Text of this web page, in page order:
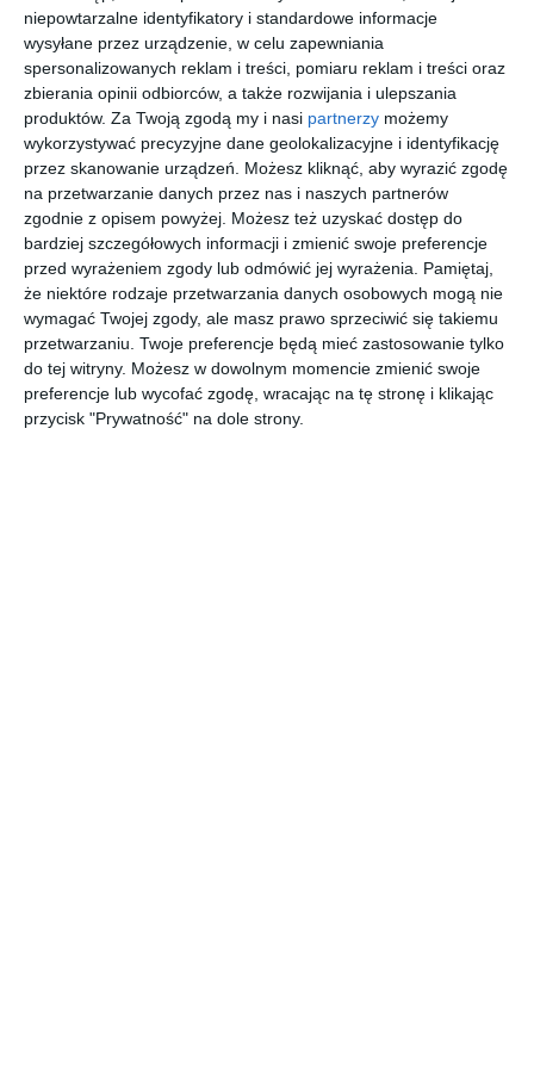
niepowtarzalne identyfikatory i standardowe informacje
wysyłane przez urządzenie, w celu zapewniania
spersonalizowanych reklam i treści, pomiaru reklam i treści oraz
zbierania opinii odbiorców, a także rozwijania i ulepszania
produktów. Za Twoją zgodą my i nasi partnerzy możemy
wykorzystywać precyzyjne dane geolokalizacyjne i identyfikację
przez skanowanie urządzeń. Możesz kliknąć, aby wyrazić zgodę
na przetwarzanie danych przez nas i naszych partnerów
zgodnie z opisem powyżej. Możesz też uzyskać dostęp do
bardziej szczegółowych informacji i zmienić swoje preferencje
przed wyrażeniem zgody lub odmówić jej wyrażenia.
Pamiętaj,
że niektóre rodzaje przetwarzania danych osobowych mogą nie
wymagać Twojej zgody, ale masz prawo sprzeciwić się takiemu
przetwarzaniu. Twoje preferencje będą mieć zastosowanie tylko
do tej witryny. Możesz w dowolnym momencie zmienić swoje
preferencje lub wycofać zgodę, wracając na tę stronę i klikając
przycisk "Prywatność" na dole strony.
wia
[ komiks ]
Gigant
Poleca
Extra.
Tom
1/2026.
Doubledu
ck
praca zbiorowa
[ komiks ]
Gigant
Poleca
Extra.
Dookoła
świata.
Ameryka
Północna.
Tom
8/2025
praca zbiorowa
[ komiks ]
Gigant
Poleca
Extra.
Agenci i
Detektywi
IX.
Tajemnice
starej willi.
Tom
7/2025
praca zbiorowa
Gigant
Poleca
Extra.
Kuchnia
kaczogro
dzka. Tom
6/2025
praca zbiorowa
[ komiks ]
Gigant
Poleca
Extra.
Dookoła
świata.
Europa.
praca zbiorowa
[ komiks ]
Gigant
Poleca
Extra. To
Donald!
Tom
praca zbiorowa
[ komiks ]
Gigant
Poleca
Extra.
Detektywi
praca zbiorowa
[ komiks ]
Gigant
Poleca
Extra.
Miecz z
lodu. Tom
praca zbiorowa
Szukasz książki, audiobooka? Skorzystaj z wyszukiwarki